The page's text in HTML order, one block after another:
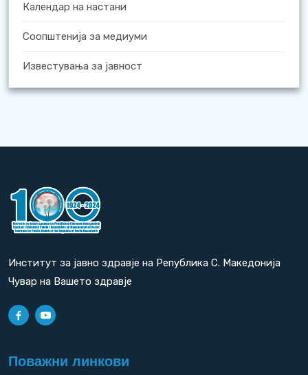
Календар на настани
Соопштенија за медиуми
Известувања за јавност
Институт за јавно здравје на Република С. Македонија
Чувар на Вашето здравје
Поважни линкови